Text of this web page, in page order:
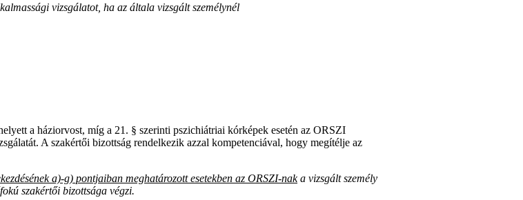
vizsgálatot, ha az általa vizsgált személynél
a háziorvost, míg a 21. § szerinti pszichiátriai kórképek esetén az ORSZI
A szakértői bizottság rendelkezik azzal kompetenciával, hogy megítélje az
a)-g) pontjaiban meghatározott esetekben az ORSZI-naka vizsgált személy
szakértői bizottsága végzi.